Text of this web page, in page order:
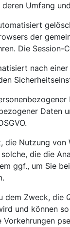
Umfang
der
Die
nach
Nutzung
die die
ggf., um Sie
Zweck, die
und können